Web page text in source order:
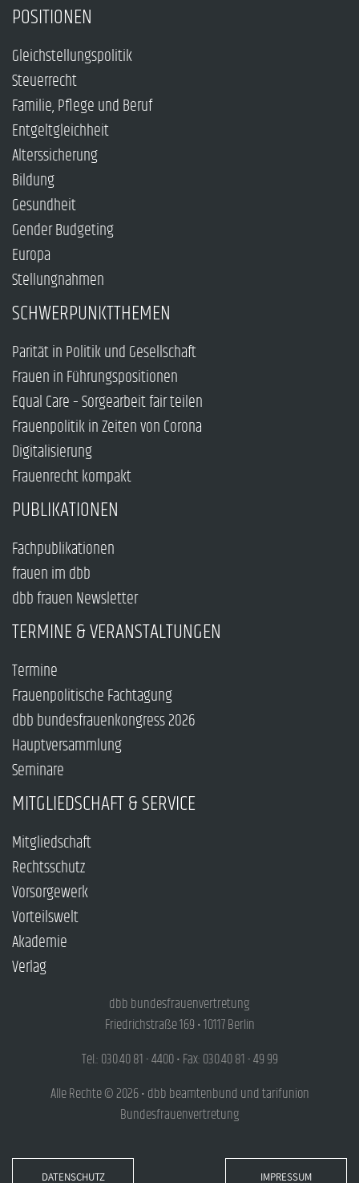
POSITIONEN
Gleichstellungspolitik
Steuerrecht
Familie, Pflege und Beruf
Entgeltgleichheit
Alterssicherung
Bildung
Gesundheit
Gender Budgeting
Europa
Stellungnahmen
SCHWERPUNKTTHEMEN
Parität in Politik und Gesellschaft
Frauen in Führungspositionen
Equal Care – Sorgearbeit fair teilen
Frauenpolitik in Zeiten von Corona
Digitalisierung
Frauenrecht kompakt
PUBLIKATIONEN
Fachpublikationen
frauen im dbb
dbb frauen Newsletter
TERMINE & VERANSTALTUNGEN
Termine
Frauenpolitische Fachtagung
dbb bundesfrauenkongress 2026
Hauptversammlung
Seminare
MITGLIEDSCHAFT & SERVICE
Mitgliedschaft
Rechtsschutz
Vorsorgewerk
Vorteilswelt
Akademie
Verlag
dbb bundesfrauenvertretung
Friedrichstraße 169 • 10117 Berlin
Tel.: 030.40 81 - 4400 • Fax: 030.40 81 - 49 99
Alle Rechte © 2026 • dbb beamtenbund und tarifunion
Bundesfrauenvertretung
DATENSCHUTZ IMPRESSUM